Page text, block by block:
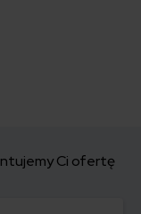
Ci ofertę